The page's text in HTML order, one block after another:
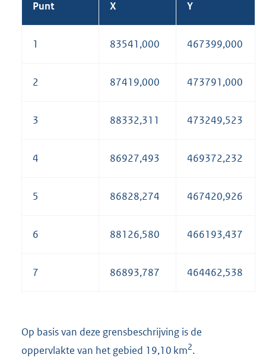
Punt X Y
1 83541,000 467399,000
2 87419,000 473791,000
3 88332,311 473249,523
4 86927,493 469372,232
5 86828,274 467420,926
6 88126,580 466193,437
7 86893,787 464462,538
Op basis van deze grensbeschrijving is de
oppervlakte van het gebied 19,10 km2.